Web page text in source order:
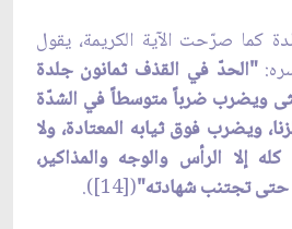
كما صرّحت الآية الكريمة، يقول
"الحدّ في القذف ثمانون جلدة
ويضرب ضرباً متوسطاً في الشدّة
ويضرب فوق ثيابه المعتادة، ولا
إلا الرأس والوجه والمذاكير،
حتى تجتنب شهادته"([14]).